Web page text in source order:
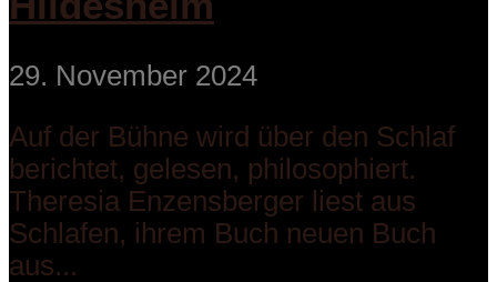
29. November 2024
Auf der Bühne wird über den Schlaf
berichtet, gelesen, philosophiert.
Theresia Enzensberger liest aus
Schlafen, ihrem Buch neuen Buch
aus...